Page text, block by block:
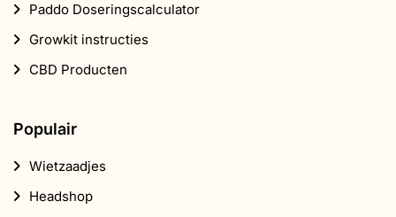
Paddo Doseringscalculator
Growkit instructies
CBD Producten
Populair
Wietzaadjes
Headshop